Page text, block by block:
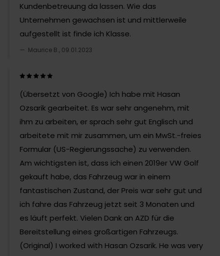
Kundenbetreuung da lassen. Wie das
Unternehmen gewachsen ist und mittlerweile
aufgestellt ist finde ich Klasse.
Maurice B., 09.01.2023
(Übersetzt von Google) Ich habe mit Hasan
Ozsarik gearbeitet. Es war sehr angenehm, mit
ihm zu arbeiten, er sprach sehr gut Englisch und
arbeitete mit mir zusammen, um ein MwSt.-freies
Formular (US-Regierungssache) zu verwenden.
Am wichtigsten ist, dass ich einen 2019er VW Golf
gekauft habe, das Fahrzeug war in einem
fantastischen Zustand, der Preis war sehr gut und
ich fahre das Fahrzeug jetzt seit 3 ​​Monaten und
es läuft perfekt. Vielen Dank an AZD für die
Bereitstellung eines großartigen Fahrzeugs.
(Original) I worked with Hasan Ozsarik. He was very